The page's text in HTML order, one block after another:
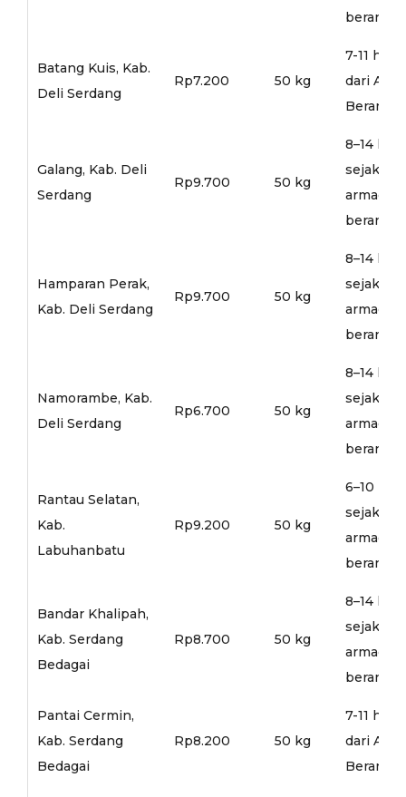
Batang Kuis, Kab.
Deli Serdang
Rp7.200 50 kg
7-11 hari
dari
Galang, Kab. Deli
Serdang
Rp9.700 50 kg
8–14 hari
sejak
armada
Hamparan Perak,
Kab. Deli Serdang
Rp9.700 50 kg
8–14 hari
sejak
armada
Namorambe, Kab.
Deli Serdang
Rp6.700 50 kg
8–14 hari
sejak
armada
Rantau Selatan,
Kab.
Labuhanbatu
Rp9.200 50 kg
6–10 hari
sejak
armada
Bandar Khalipah,
Kab. Serdang
Bedagai
Rp8.700 50 kg
8–14 hari
sejak
armada
Pantai Cermin,
Kab. Serdang
Bedagai
Rp8.200 50 kg
7-11 hari
dari